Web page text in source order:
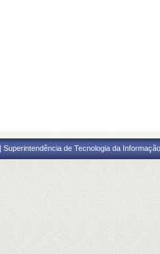
Superintendência de Tecnologia da